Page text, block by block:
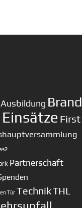
Ausbildung Brand
Einsätze First
Partnerschaft
Tür TechnikTHL